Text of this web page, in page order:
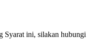
Syarat ini, silakan hubungi